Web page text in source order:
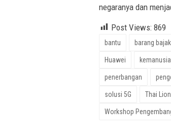
negaranya dan
Post Views: 869
bantu barang
Huawei
penerbangan
solusi 5G Thai
Workshop